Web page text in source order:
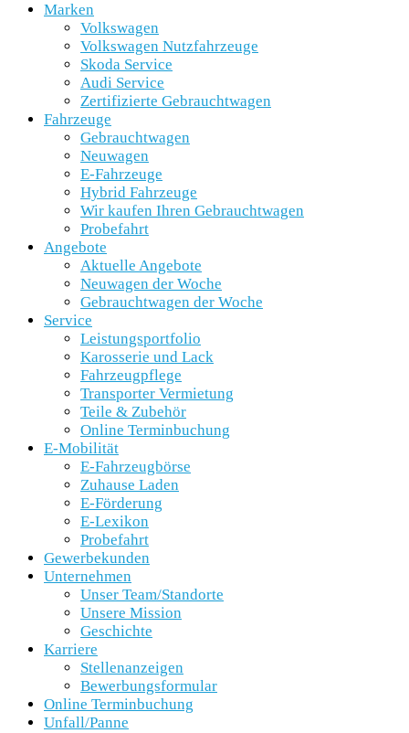
Marken
Volkswagen
Volkswagen Nutzfahrzeuge
Skoda Service
Audi Service
Zertifizierte Gebrauchtwagen
Fahrzeuge
Gebrauchtwagen
Neuwagen
E-Fahrzeuge
Hybrid Fahrzeuge
Wir kaufen Ihren Gebrauchtwagen
Probefahrt
Angebote
Aktuelle Angebote
Neuwagen der Woche
Gebrauchtwagen der Woche
Service
Leistungsportfolio
Karosserie und Lack
Fahrzeugpflege
Transporter Vermietung
Teile & Zubehör
Online Terminbuchung
E-Mobilität
E-Fahrzeugbörse
Zuhause Laden
E-Förderung
E-Lexikon
Probefahrt
Gewerbekunden
Unternehmen
Unser Team/Standorte
Unsere Mission
Geschichte
Karriere
Stellenanzeigen
Bewerbungsformular
Online Terminbuchung
Unfall/Panne